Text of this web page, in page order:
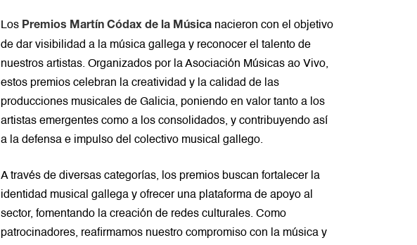
Los Premios Martín Códax de la Música nacieron con el objetivo
de dar visibilidad a la música gallega y reconocer el talento de
nuestros artistas. Organizados por la Asociación Músicas ao Vivo,
estos premios celebran la creatividad y la calidad de las
producciones musicales de Galicia, poniendo en valor tanto a los
artistas emergentes como a los consolidados, y contribuyendo así
a la defensa e impulso del colectivo musical gallego.
A través de diversas categorías, los premios buscan fortalecer la
identidad musical gallega y ofrecer una plataforma de apoyo al
sector, fomentando la creación de redes culturales. Como
patrocinadores, reafirmamos nuestro compromiso con la música y